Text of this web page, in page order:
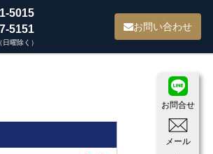
5015
5151
曜除く）
お問い合わせ
お問合せ
メール